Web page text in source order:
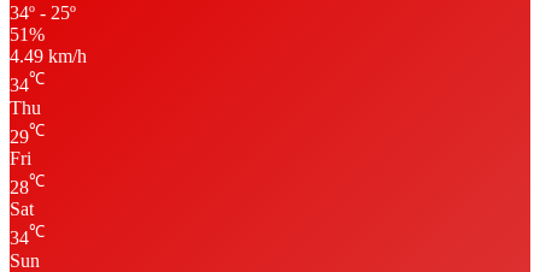
34º - 25º
51%
4.49 km/h
34℃
Thu
29℃
Fri
28℃
Sat
34℃
Sun